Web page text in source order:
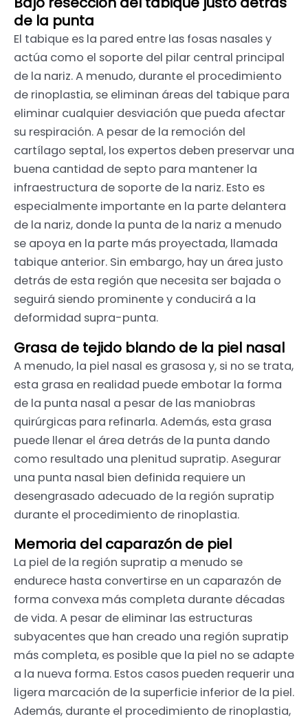
de la punta
El tabique es la pared entre las fosas nasales y
actúa como el soporte del pilar central principal
de la nariz. A menudo, durante el procedimiento
de rinoplastia, se eliminan áreas del tabique para
eliminar cualquier desviación que pueda afectar
su respiración. A pesar de la remoción del
cartílago septal, los expertos deben preservar una
buena cantidad de septo para mantener la
infraestructura de soporte de la nariz. Esto es
especialmente importante en la parte delantera
de la nariz, donde la punta de la nariz a menudo
se apoya en la parte más proyectada, llamada
tabique anterior. Sin embargo, hay un área justo
detrás de esta región que necesita ser bajada o
seguirá siendo prominente y conducirá a la
deformidad supra-punta.
Grasa de tejido blando de la piel nasal
A menudo, la piel nasal es grasosa y, si no se trata,
esta grasa en realidad puede embotar la forma
de la punta nasal a pesar de las maniobras
quirúrgicas para refinarla. Además, esta grasa
puede llenar el área detrás de la punta dando
como resultado una plenitud supratip. Asegurar
una punta nasal bien definida requiere un
desengrasado adecuado de la región supratip
durante el procedimiento de rinoplastia.
Memoria del caparazón de piel
La piel de la región supratip a menudo se
endurece hasta convertirse en un caparazón de
forma convexa más completa durante décadas
de vida. A pesar de eliminar las estructuras
subyacentes que han creado una región supratip
más completa, es posible que la piel no se adapte
a la nueva forma. Estos casos pueden requerir una
ligera marcación de la superficie inferior de la piel.
Además, durante el procedimiento de rinoplastia,